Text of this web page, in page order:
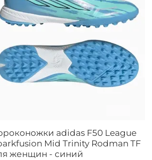
adidas F50 League
Mid Trinity Rodman TF
женщин - синий